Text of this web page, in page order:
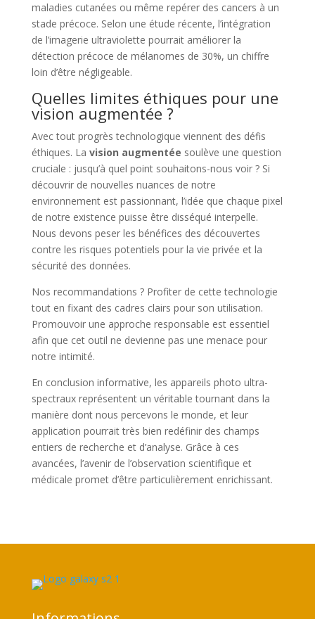
maladies cutanées ou même repérer des cancers à un
stade précoce. Selon une étude récente, l’intégration
de l’imagerie ultraviolette pourrait améliorer la
détection précoce de mélanomes de 30%, un chiffre
loin d’être négligeable.
Quelles limites éthiques pour une
vision augmentée ?
Avec tout progrès technologique viennent des défis
éthiques. La vision augmentée soulève une question
cruciale : jusqu’à quel point souhaitons-nous voir ? Si
découvrir de nouvelles nuances de notre
environnement est passionnant, l’idée que chaque pixel
de notre existence puisse être disséqué interpelle.
Nous devons peser les bénéfices des découvertes
contre les risques potentiels pour la vie privée et la
sécurité des données.
Nos recommandations ? Profiter de cette technologie
tout en fixant des cadres clairs pour son utilisation.
Promouvoir une approche responsable est essentiel
afin que cet outil ne devienne pas une menace pour
notre intimité.
En conclusion informative, les appareils photo ultra-
spectraux représentent un véritable tournant dans la
manière dont nous percevons le monde, et leur
application pourrait très bien redéfinir des champs
entiers de recherche et d’analyse. Grâce à ces
avancées, l’avenir de l’observation scientifique et
médicale promet d’être particulièrement enrichissant.